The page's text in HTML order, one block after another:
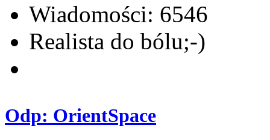
Wiadomości: 6546
Realista do bólu;-)
Odp: OrientSpace